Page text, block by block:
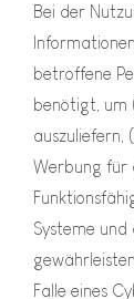
Bei der
betroffene
benötigt, um
auszuliefern,
Werbung für
Systeme und
Falle eines